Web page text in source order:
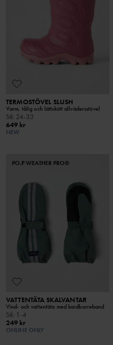
TERMOSTÖVEL SLUSH
Varm, tålig och lättskött allvädersstövel
Stl: 24-33
649 kr
NEW
PO.P WEATHER PRO®
VATTENTÄTA SKALVANTAR
Vind- och vattentäta med kardborreband
Stl: 1-4
249 kr
ONLINE ONLY